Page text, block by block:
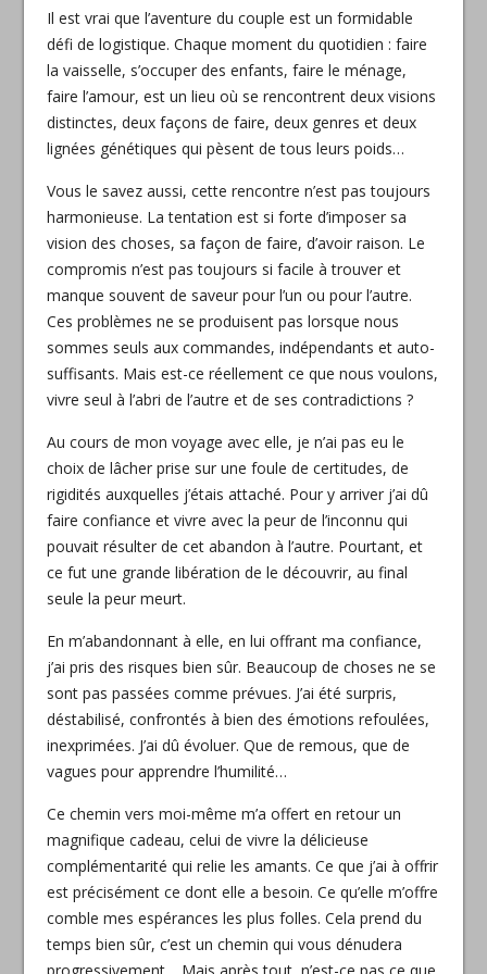
Il est vrai que l’aventure du couple est un formidable
défi de logistique. Chaque moment du quotidien : faire
la vaisselle, s’occuper des enfants, faire le ménage,
faire l’amour, est un lieu où se rencontrent deux visions
distinctes, deux façons de faire, deux genres et deux
lignées génétiques qui pèsent de tous leurs poids…
Vous le savez aussi, cette rencontre n’est pas toujours
harmonieuse. La tentation est si forte d’imposer sa
vision des choses, sa façon de faire, d’avoir raison. Le
compromis n’est pas toujours si facile à trouver et
manque souvent de saveur pour l’un ou pour l’autre.
Ces problèmes ne se produisent pas lorsque nous
sommes seuls aux commandes, indépendants et auto-
suffisants. Mais est-ce réellement ce que nous voulons,
vivre seul à l’abri de l’autre et de ses contradictions ?
Au cours de mon voyage avec elle, je n’ai pas eu le
choix de lâcher prise sur une foule de certitudes, de
rigidités auxquelles j’étais attaché. Pour y arriver j’ai dû
faire confiance et vivre avec la peur de l’inconnu qui
pouvait résulter de cet abandon à l’autre. Pourtant, et
ce fut une grande libération de le découvrir, au final
seule la peur meurt.
En m’abandonnant à elle, en lui offrant ma confiance,
j’ai pris des risques bien sûr. Beaucoup de choses ne se
sont pas passées comme prévues. J’ai été surpris,
déstabilisé, confrontés à bien des émotions refoulées,
inexprimées. J’ai dû évoluer. Que de remous, que de
vagues pour apprendre l’humilité…
Ce chemin vers moi-même m’a offert en retour un
magnifique cadeau, celui de vivre la délicieuse
complémentarité qui relie les amants. Ce que j’ai à offrir
est précisément ce dont elle a besoin. Ce qu’elle m’offre
comble mes espérances les plus folles. Cela prend du
temps bien sûr, c’est un chemin qui vous dénudera
progressivement… Mais après tout, n’est-ce pas ce que